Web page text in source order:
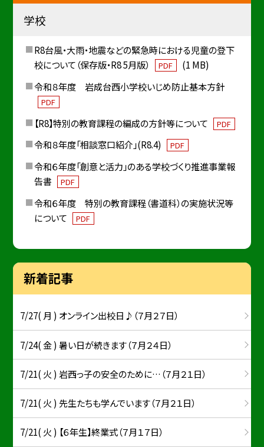
学校
R8台風・大雨・地震などの緊急時における児童の登下
校について（保存版・R8 5月版）
PDF
(1 MB)
令和８年度 岩成台西小学校いじめ防止基本方針
PDF
【R8】特別の教育課程の編成の方針等について PDF
令和８年度「相談窓口紹介」(R8.4) PDF
令和６年度「創意と活力」のある学校づくり推進事業報
告書
PDF
令和６年度 特別の教育課程（書道科）の実施状況等
について
PDF
新着記事
7/27( 月 ) オンライン出校日♪（７月２７日）
7/24( 金 ) 暑い日が続きます（７月２４日）
7/21( 火 ) 岩西っ子の安全のために…（７月２１日）
7/21( 火 ) 先生たちも学んでいます（７月２１日）
7/21( 火 ) 【６年生】終業式（７月１７日）